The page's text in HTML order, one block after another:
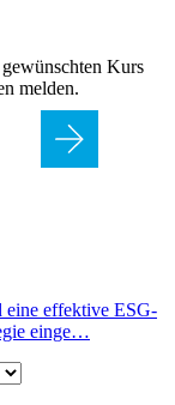
Kurs
melden.
eine effektive ESG-
einge…